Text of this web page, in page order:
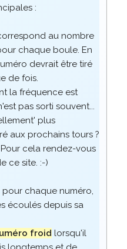
:
au nombre
chaque boule. En
devrait être tiré
de fois.
la fréquence est
pas sorti souvent...
plus
aux prochains tours ?
cela rendez-vous
ce site. :-)
chaque numéro,
écoulés depuis sa
froid lorsqu'il